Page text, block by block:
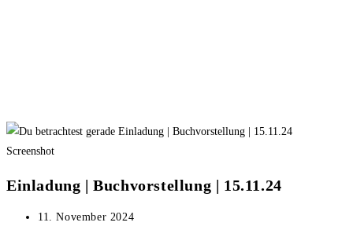
Screenshot
Einladung | Buchvorstellung | 15.11.24
Beitrag
11. November 2024